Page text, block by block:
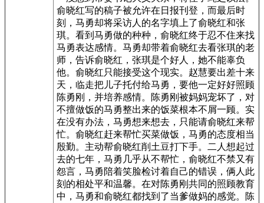
俞晓红写的稿子被允许在日报刊登，而最后时
刻，马勇却将采访人的名字填上了俞晓红和张
琪。看到马勇做的种种，俞晓红终于忍不住来找
马勇表达感情。马勇却带着俞晓红去看张琪的老
师，告诉俞晓红，张琪是个好人，她不能辜负
他。俞晓红只能接受这个现实。赵慧要出差十来
天，临走把儿子托付给马勇，要他一定好好照顾
陈勇刚，并培养感情。陈勇刚被妈妈宠坏了，对
不擅做饭的马勇整出来的饭菜根本不屑一顾。实
在没有办法，马勇想来想去，只能请俞晓红来帮
忙。俞晓红赶来帮忙买菜做饭，马勇的态度相当
殷勤。主动帮俞晓红削土豆打下手。二人想起过
去的七年，马勇几乎从不帮忙，俞晓红不禁又有
怨言，马勇陪着笑脸检讨着自己的错误，俩人此
刻的相处平和温馨。在对陈勇刚共同的照顾教育
中，马勇和俞晓红都找到了当爹做妈的感觉。陈